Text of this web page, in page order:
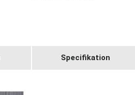
Specifikation